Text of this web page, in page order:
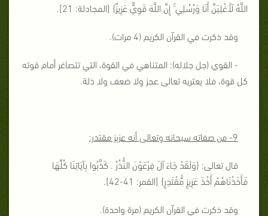
اللَّهُ لَأَغْلِبَنَّ أَنَا وَرُسُلِي ۚ إِنَّ اللَّهَ قَوِيٌّ عَزِيزٌ} [المجادلة: 21].
وقد ذكرت في القرآن الكريم (4 مرات).
- القوي (جل جلاله): المتناهي في القوة، التي تتصاغر أمام قوته
كل قوة، فلا يعتريه تعالى عجز ولا ضعف ولا ذلة.
9- من صفاته سبحانه وتعالى أنه عزيز مقتدر:
قال تعالى: {وَلَقَدْ جَاءَ آلَ فِرْعَوْنَ النُّذُرُ . كَذَّبُوا بِآيَاتِنَا كُلِّهَا
فَأَخَذْنَاهُمْ أَخْذَ عَزِيزٍ مُّقْتَدِرٍ} [القمر: 41-42].
وقد ذكرت في القرآن الكريم (مرة واحدة).